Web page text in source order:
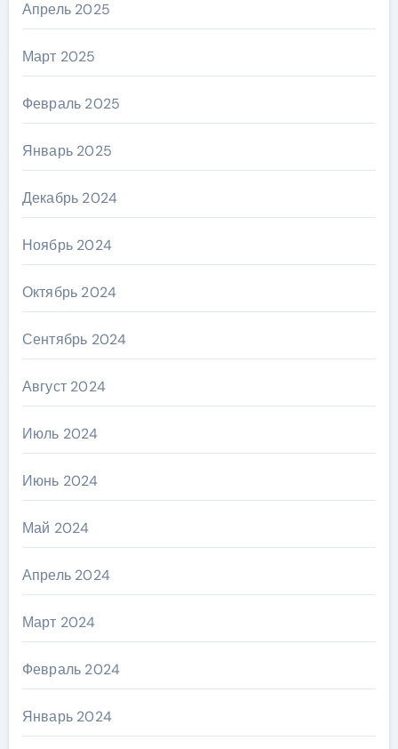
Апрель 2025
Март 2025
Февраль 2025
Январь 2025
Декабрь 2024
Ноябрь 2024
Октябрь 2024
Сентябрь 2024
Август 2024
Июль 2024
Июнь 2024
Май 2024
Апрель 2024
Март 2024
Февраль 2024
Январь 2024